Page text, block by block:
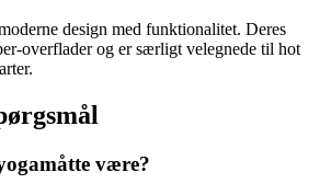
design med funktionalitet. Deres
overflader og er særligt velegnede til hot
være?